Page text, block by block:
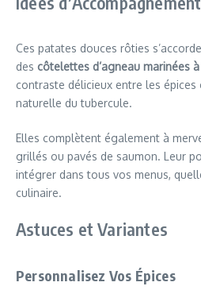
Ces patates douces rôties
des côtelettes d’agneau marinées
contraste délicieux entre les
naturelle du tubercule.
Elles complètent également à
grillés ou pavés de saumon. Leur
intégrer dans tous vos menus,
culinaire.
Astuces et Variantes
Personnalisez Vos Épices